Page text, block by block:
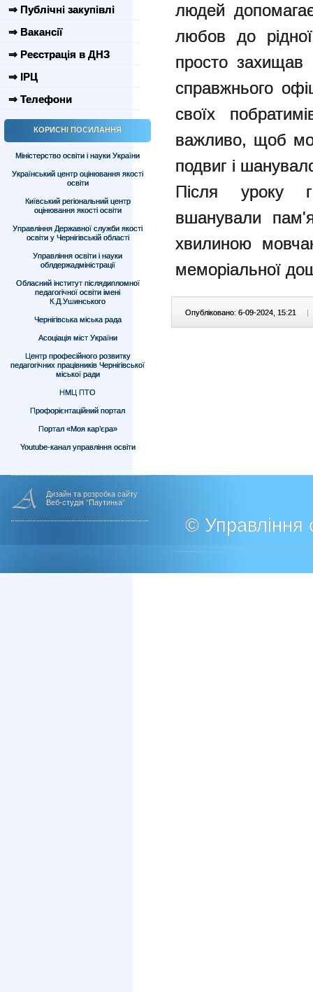
⇒ Публічні закупівлі
⇒ Вакансії
⇒ Реєстрація в ДНЗ
⇒ ІРЦ
⇒ Телефони
КОРИСНІ ПОСИЛАННЯ
Міністерство освіти і науки України
Український центр оцінювання якості
освіти
Київський регіональний центр
оцінювання якості освіти
Управління Державної служби якості
освіти у Чернігівській області
Управління освіти і науки
облдержадміністрації
Обласний інститут післядипломної
педагогічної освіти імені
К.Д.Ушинського
Чернігівська міська рада
Асоціація міст України
Центр професійного розвитку
педагогічних працівників Чернігівської
міської ради
НМЦ ПТО
Профорієнтаційний портал
Портал «Моя кар’єра»
Youtube-канал управління освіти
людей
любов до
просто
справжнього
своїх
важливо, щоб
подвиг і
Після уроку
вшанували
хвилиною
меморіальної
Опубліковано: 6-09-2024, 15:21 |
Дизайн та розробка сайту
Веб-студія "Паутинка"
© Управління